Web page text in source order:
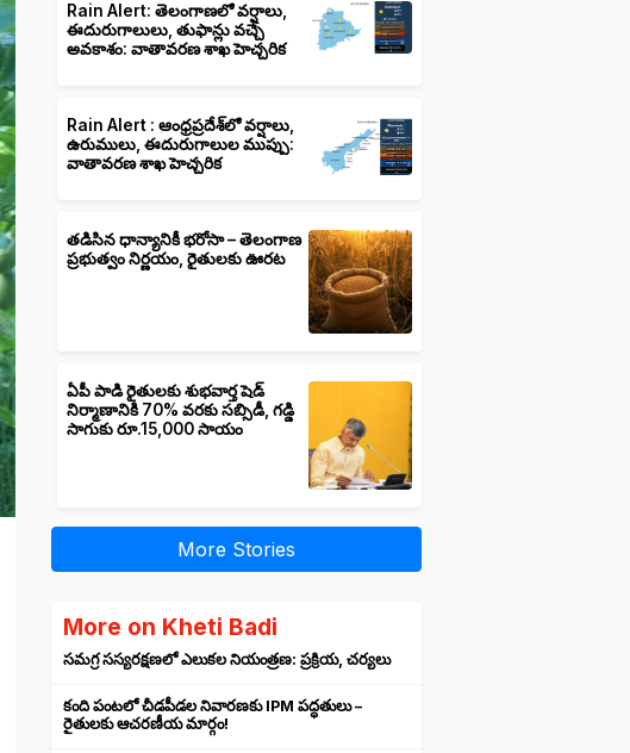
Rain Alert: తెలంగాణలో వర్షాలు,
ఈదురుగాలులు, తుఫాన్లు వచ్చే
అవకాశం: వాతావరణ శాఖ హెచ్చరిక
Rain Alert : ఆంధ్రప్రదేశ్‌లో వర్షాలు,
ఉరుములు, ఈదురుగాలుల ముప్పు:
వాతావరణ శాఖ హెచ్చరిక
తడిసిన ధాన్యానికీ భరోసా – తెలంగాణ
ప్రభుత్వం నిర్ణయం, రైతులకు ఊరట
ఏపీ పాడి రైతులకు శుభవార్త షెడ్
నిర్మాణానికి 70% వరకు సబ్సిడీ, గడ్డి
సాగుకు రూ.15,000 సాయం
More Stories
More on Kheti Badi
సమగ్ర సస్యరక్షణలో ఎలుకల నియంత్రణ: ప్రక్రియ, చర్యలు
కంది పంటలో చీడపీడల నివారణకు IPM పద్ధతులు –
రైతులకు ఆచరణీయ మార్గం!